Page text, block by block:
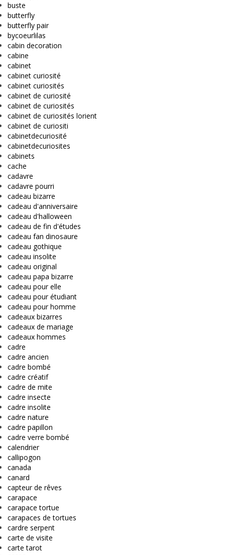
buste
butterfly
butterfly pair
bycoeurlilas
cabin decoration
cabine
cabinet
cabinet curiosité
cabinet curiosités
cabinet de curiosité
cabinet de curiosités
cabinet de curiosités lorient
cabinet de curiositi
cabinetdecuriosité
cabinetdecuriosites
cabinets
cache
cadavre
cadavre pourri
cadeau bizarre
cadeau d'anniversaire
cadeau d'halloween
cadeau de fin d'études
cadeau fan dinosaure
cadeau gothique
cadeau insolite
cadeau original
cadeau papa bizarre
cadeau pour elle
cadeau pour étudiant
cadeau pour homme
cadeaux bizarres
cadeaux de mariage
cadeaux hommes
cadre
cadre ancien
cadre bombé
cadre créatif
cadre de mite
cadre insecte
cadre insolite
cadre nature
cadre papillon
cadre verre bombé
calendrier
callipogon
canada
canard
capteur de rêves
carapace
carapace tortue
carapaces de tortues
cardre serpent
carte de visite
carte tarot